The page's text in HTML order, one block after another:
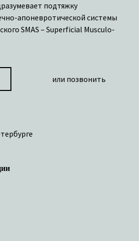
подтяжку
апоневротической системы
SMAS – Superficial Musculo-
или позвонить